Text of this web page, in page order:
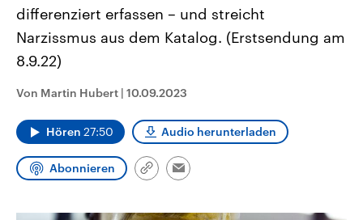
Umfragen, Prognosen,
Wahlprogramme, aktuelle Berichte
und Hintergründe zu den Parteien
und Kandidaten der anstehenden
Wahl.
Sendungen Programm Podcasts
differenziert erfassen – und streicht
Narzissmus aus dem Katalog. (Erstsendung am
8.9.22)
Von Martin Hubert | 10.09.2023
Hören 27:50 Audio herunterladen
Abonnieren
Link
Email